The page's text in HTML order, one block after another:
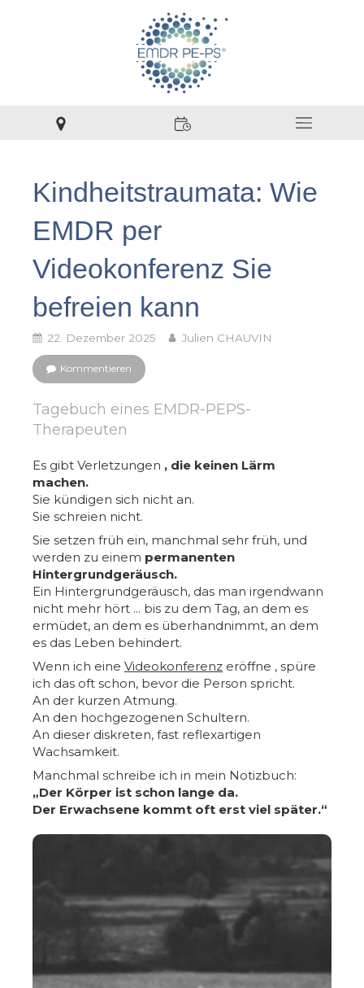
Kindheitstraumata: Wie
EMDR per
Videokonferenz Sie
befreien kann
22. Dezember 2025 Julien CHAUVIN
Kommentieren
Tagebuch eines EMDR-PEPS-
Therapeuten
Es gibt Verletzungen , die keinen Lärm
machen.
Sie kündigen sich nicht an.
Sie schreien nicht.
Sie setzen früh ein, manchmal sehr früh, und
werden zu einem permanenten
Hintergrundgeräusch.
Ein Hintergrundgeräusch, das man irgendwann
nicht mehr hört ... bis zu dem Tag, an dem es
ermüdet, an dem es überhandnimmt, an dem
es das Leben behindert.
Wenn ich eine Videokonferenz eröffne , spüre
ich das oft schon, bevor die Person spricht.
An der kurzen Atmung.
An den hochgezogenen Schultern.
An dieser diskreten, fast reflexartigen
Wachsamkeit.
Manchmal schreibe ich in mein Notizbuch:
„Der Körper ist schon lange da.
Der Erwachsene kommt oft erst viel später.“